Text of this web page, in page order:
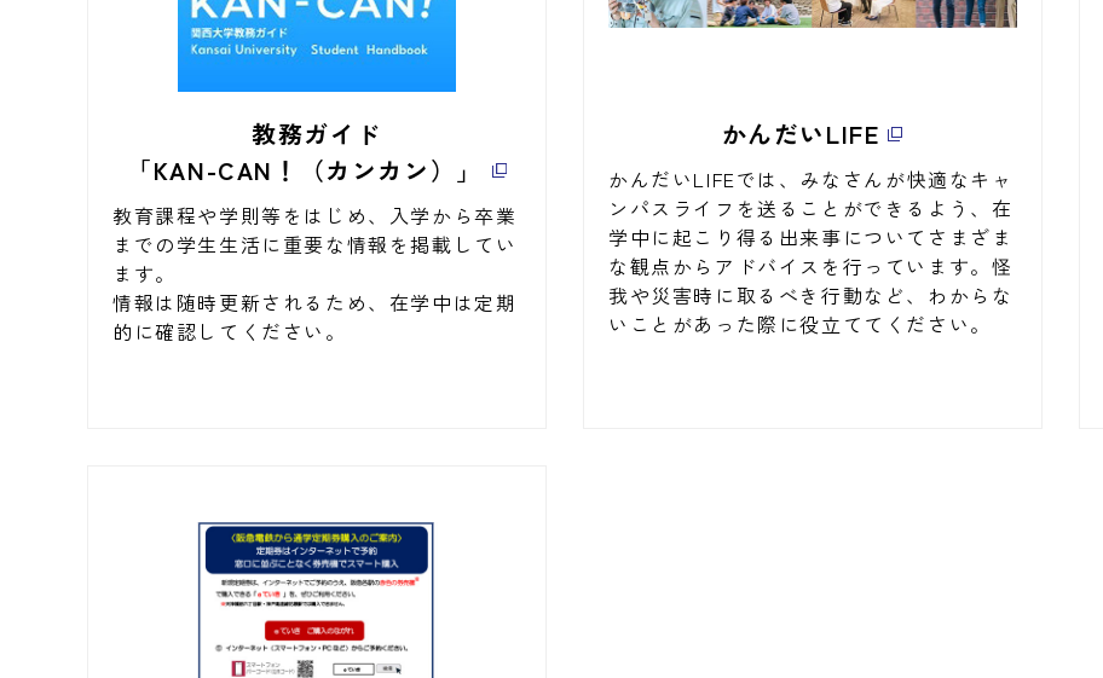
教務ガイド
「KAN-CAN！（カンカン）」
教育課程や学則等をはじめ、入学から卒業
までの学生生活に重要な情報を掲載してい
ます。
情報は随時更新されるため、在学中は定期
的に確認してください。
かんだいLIFE
かんだいLIFEでは、みなさんが快適なキャ
ンパスライフを送ることができるよう、在
学中に起こり得る出来事についてさまざま
な観点からアドバイスを行っています。怪
我や災害時に取るべき行動など、わからな
いことがあった際に役立ててください。